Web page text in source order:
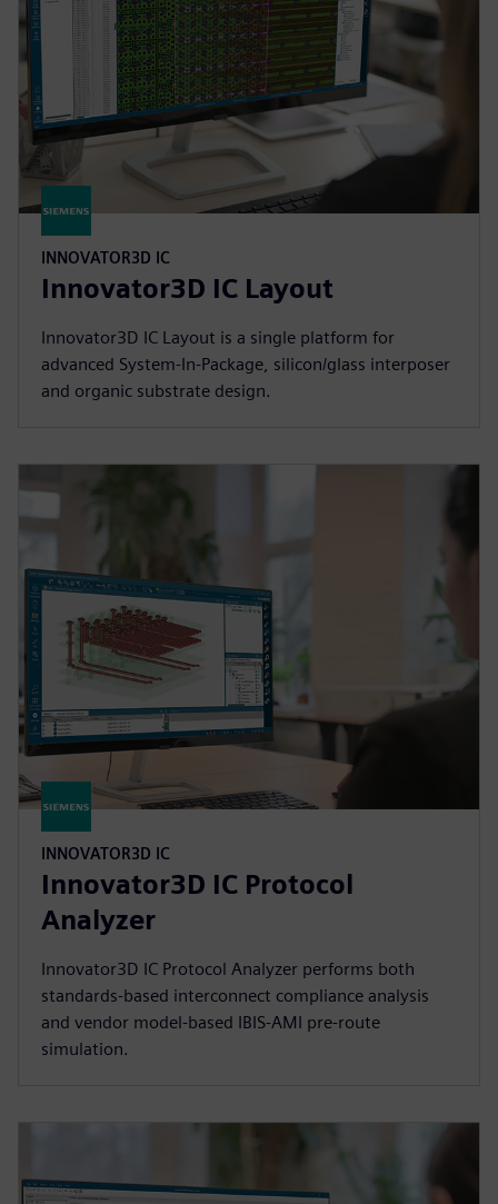
INNOVATOR3D IC
Innovator3D IC Layout
Innovator3D IC Layout is a single platform for
advanced System-In-Package, silicon/glass interposer
and organic substrate design.
INNOVATOR3D IC
Innovator3D IC Protocol
Analyzer
Innovator3D IC Protocol Analyzer performs both
standards-based interconnect compliance analysis
and vendor model-based IBIS-AMI pre-route
simulation.